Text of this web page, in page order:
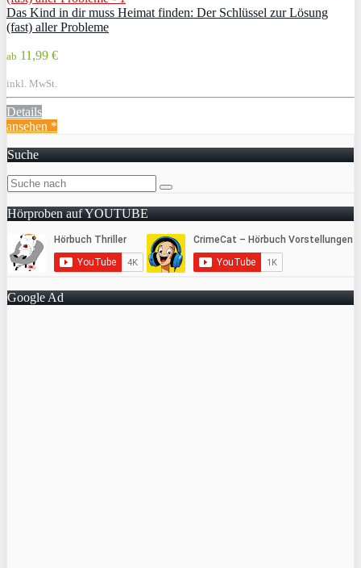
Das Kind in dir muss Heimat finden: Der Schlüssel zur Lösung
(fast) aller Probleme
ab 11,99 €
inkl. MwSt.
Details
ansehen *
Suche
Hörproben auf YOUTUBE
Google Ad